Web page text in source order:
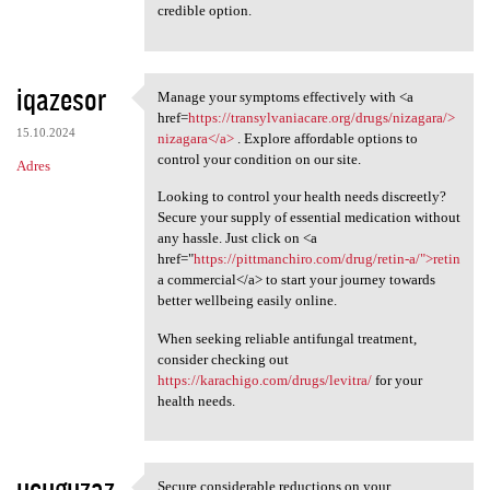
credible option.
iqazesor
15.10.2024
Adres
Manage your symptoms
Manage your symptoms effectively with <a
href=https://transylvaniacare.org/drugs/nizagara/>
nizagara</a>. Explore affordable options to
control your condition on our site.
Looking to control your health needs discreetly?
Secure your supply of essential medication without
any hassle. Just click on <a
href="https://pittmanchiro.com/drug/retin-a/">retin
a commercial</a> to start your journey towards
better wellbeing easily online.
When seeking reliable antifungal treatment,
consider checking out
https://karachigo.com/drugs/levitra/for your
health needs.
Secure considerable reductions on your